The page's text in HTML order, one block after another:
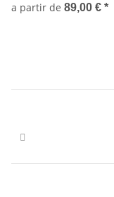
a partir de 89,00 € *